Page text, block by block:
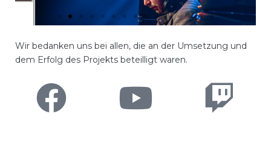
Wir bedanken uns bei allen, die an der Umsetzung und
dem Erfolg des Projekts beteilligt waren.